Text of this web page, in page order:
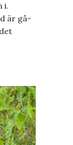
i.
är gå-